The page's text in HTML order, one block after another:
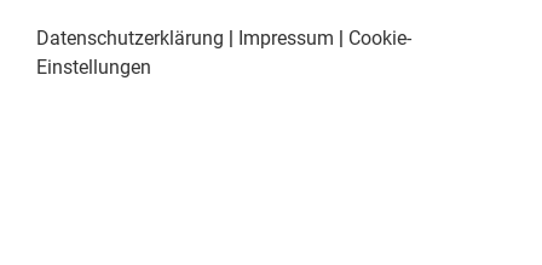
Datenschutzerklärung Impressum
Cookie-
Einstellungen